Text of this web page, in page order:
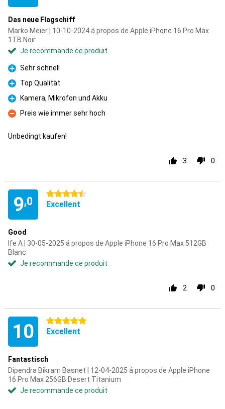
Das neue Flagschiff
Marko Meier | 10-10-2024 á propos de Apple iPhone 16 Pro Max
1TB Noir
Je recommande ce produit
Pour
Sehr schnell
Pour
Top Qualität
Pour
Kamera, Mikrofon und Akku
Contre
Preis wie immer sehr hoch
Unbedingt kaufen!
3 0
9,0
4.5 étoiles
Excellent
Good
Ife A | 30-05-2025 á propos de Apple iPhone 16 Pro Max 512GB
Blanc
Je recommande ce produit
2 0
10 5 étoiles
Excellent
Fantastisch
Dipendra Bikram Basnet | 12-04-2025 á propos de Apple iPhone
16 Pro Max 256GB Desert Titanium
Je recommande ce produit